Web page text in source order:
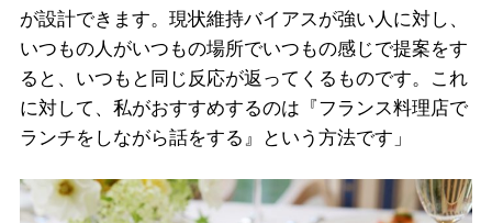
が設計できます。現状維持バイアスが強い人に対し、
いつもの人がいつもの場所でいつもの感じで提案をす
ると、いつもと同じ反応が返ってくるものです。これ
に対して、私がおすすめするのは『フランス料理店で
ランチをしながら話をする』という方法です」